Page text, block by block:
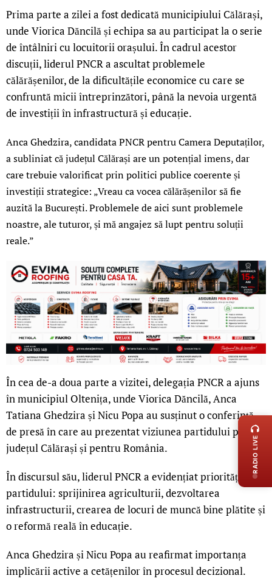
Prima parte a zilei a fost dedicată municipiului Călărași,
unde Viorica Dăncilă și echipa sa au participat la o serie
de întâlniri cu locuitorii orașului. În cadrul acestor
discuții, liderul PNCR a ascultat problemele
călărășenilor, de la dificultățile economice cu care se
confruntă micii întreprinzători, până la nevoia urgentă
de investiții în infrastructură și educație.
Anca Ghedzira, candidata PNCR pentru Camera Deputaților,
a subliniat că județul Călărași are un potențial imens, dar
care trebuie valorificat prin politici publice coerente și
investiții strategice: „Vreau ca vocea călărășenilor să fie
auzită la București. Problemele de aici sunt problemele
noastre, ale tuturor, și mă angajez să lupt pentru soluții
reale.”
În cea de-a doua parte a vizitei, delegația PNCR a ajuns
în municipiul Oltenița, unde Viorica Dăncilă, Anca
Tatiana Ghedzira și Nicu Popa au susținut o conferință
de presă în care au prezentat viziunea partidului pentru
județul Călărași și pentru România.
În discursul său, liderul PNCR a evidențiat prioritățile
partidului: sprijinirea agriculturii, dezvoltarea
infrastructurii, crearea de locuri de muncă bine plătite și
o reformă reală în educație.
Anca Ghedzira și Nicu Popa au reafirmat importanța
implicării active a cetățenilor în procesul decizional.
RADIO LIVE